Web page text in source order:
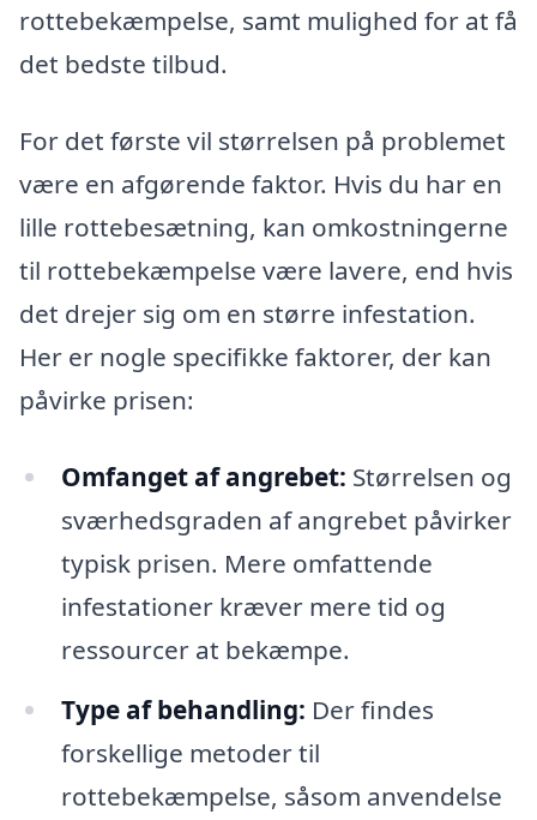
rottebekæmpelse, samt mulighed for at få
det bedste tilbud.
For det første vil størrelsen på problemet
være en afgørende faktor. Hvis du har en
lille rottebesætning, kan omkostningerne
til rottebekæmpelse være lavere, end hvis
det drejer sig om en større infestation.
Her er nogle specifikke faktorer, der kan
påvirke prisen:
Omfanget af angrebet: Størrelsen og
sværhedsgraden af angrebet påvirker
typisk prisen. Mere omfattende
infestationer kræver mere tid og
ressourcer at bekæmpe.
Type af behandling: Der findes
forskellige metoder til
rottebekæmpelse, såsom anvendelse